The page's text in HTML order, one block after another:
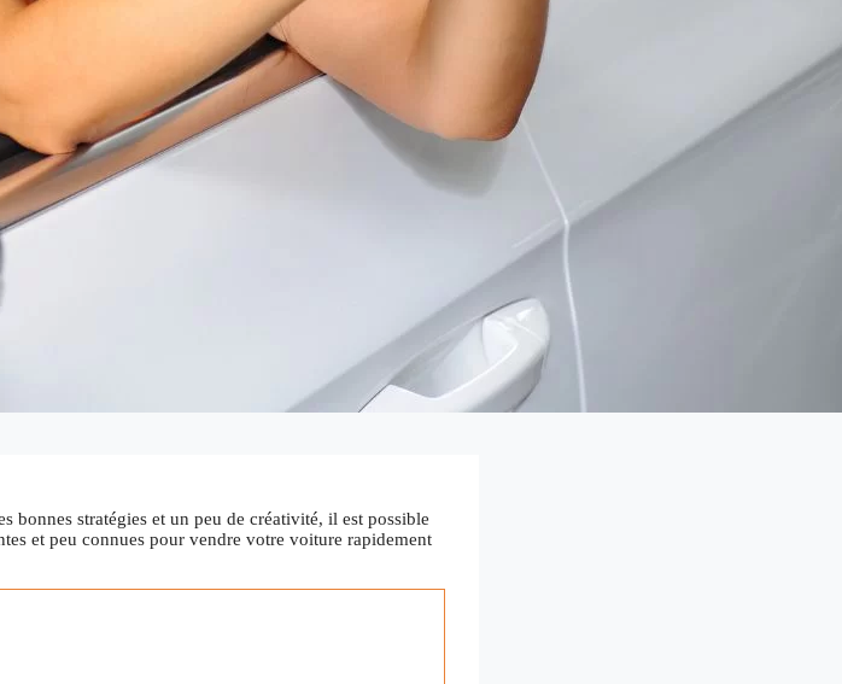
bonnes stratégies et un peu de créativité, il est possible
et peu connues pour vendre votre voiture rapidement